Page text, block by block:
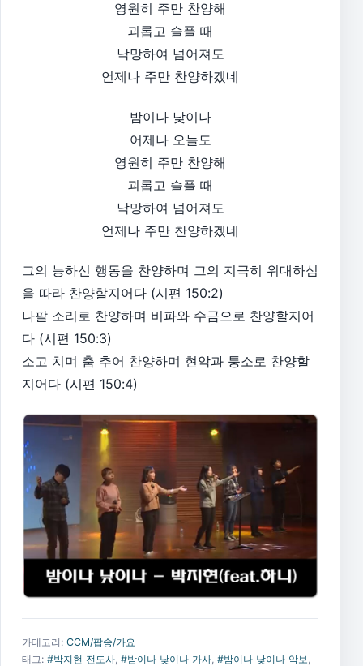
영원히 주만 찬양해
괴롭고 슬플 때
낙망하여 넘어져도
언제나 주만 찬양하겠네
밤이나 낮이나
어제나 오늘도
영원히 주만 찬양해
괴롭고 슬플 때
낙망하여 넘어져도
언제나 주만 찬양하겠네
그의 능하신 행동을 찬양하며 그의 지극히 위대하심
을 따라 찬양할지어다 (시편 150:2)
나팔 소리로 찬양하며 비파와 수금으로 찬양할지어
다 (시편 150:3)
소고 치며 춤 추어 찬양하며 현악과 퉁소로 찬양할
지어다 (시편 150:4)
카테고리: CCM/팝송/가요
태그: #박지현 전도사 #밤이나 낮이나 가사 #밤이나 낮이나 악보